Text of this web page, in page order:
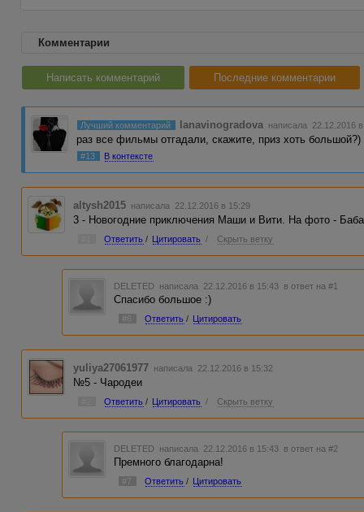
Комментарии
Написать комментарий Последние комментарии
Лучший комментарий lanavinogradova написала 22.12.2016
раз все фильмы отгадали, скажите, приз хоть большой?)
#13 В контексте
altysh2015 написала 22.12.2016 в 15:29
3 - Новогодние приключения Маши и Вити. На фото -
Ответить / Цитировать / Скрыть ветку
DELETED написала 22.12.2016 в 15:43 в ответ на #1
Спасибо большое :)
#6 Ответить / Цитировать
yuliya27061977 написала 22.12.2016 в 15:32
№5 - Чародеи
Ответить / Цитировать / Скрыть ветку
DELETED написала 22.12.2016 в 15:43 в ответ на #2
Премного благодарна!
#7 Ответить / Цитировать